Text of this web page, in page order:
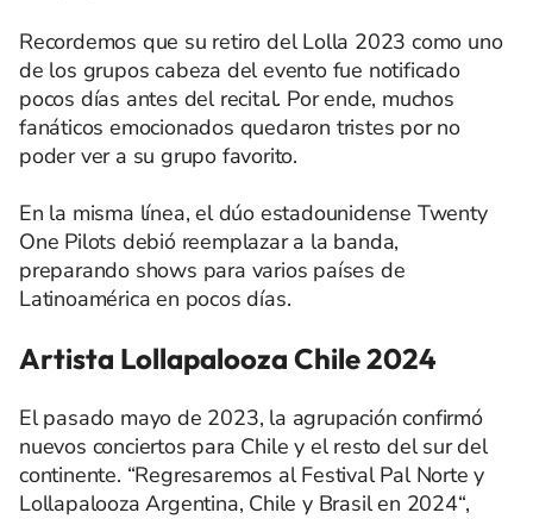
Recordemos que su retiro del Lolla 2023 como uno
de los grupos cabeza del evento fue notificado
pocos días antes del recital. Por ende, muchos
fanáticos emocionados quedaron tristes por no
poder ver a su grupo favorito.
En la misma línea, el dúo estadounidense Twenty
One Pilots debió reemplazar a la banda,
preparando shows para varios países de
Latinoamérica en pocos días.
Artista Lollapalooza Chile 2024
El pasado mayo de 2023, la agrupación confirmó
nuevos conciertos para Chile y el resto del sur del
continente. “Regresaremos al Festival Pal Norte y
Lollapalooza Argentina, Chile y Brasil en 2024“,